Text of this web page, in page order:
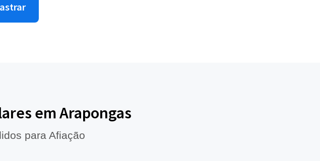
em Arapongas
para Afiação